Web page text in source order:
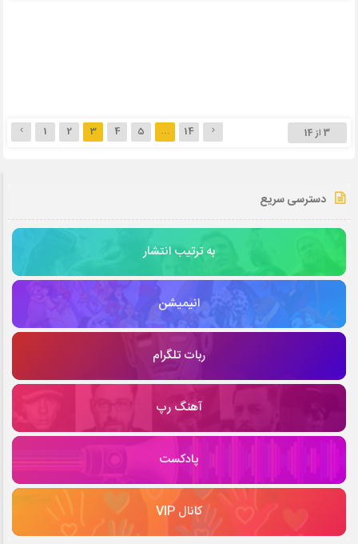
3 از 14 1 2 3 4 5 … 14
دسترسی سریع
به ترتیب انتشار
انیمیشن
ربات تلگرام
آهنگ رپ
پادکست
کانال VIP